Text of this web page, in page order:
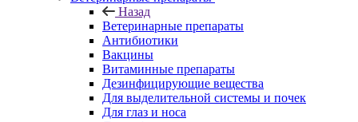
Назад
Ветеринарные препараты
Антибиотики
Вакцины
Витаминные препараты
Дезинфицирующие вещества
Для выделительной системы и почек
Для глаз и носа